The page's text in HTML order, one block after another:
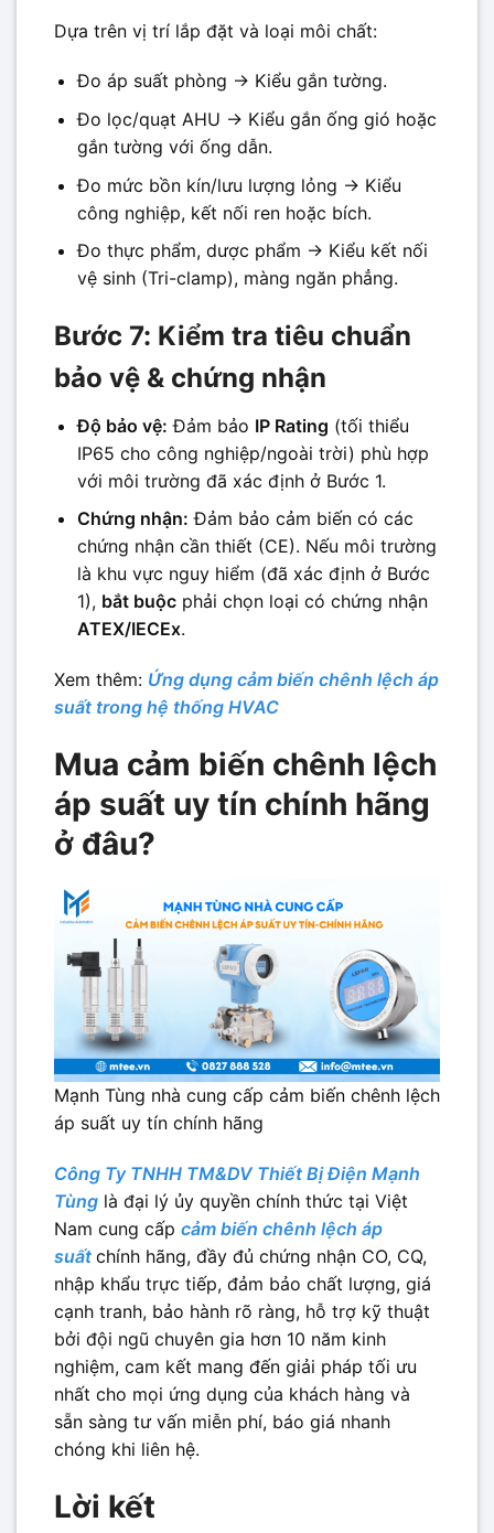
Dựa trên vị trí lắp đặt và loại môi chất:
Đo áp suất phòng -> Kiểu gắn tường.
Đo lọc/quạt AHU -> Kiểu gắn ống gió hoặc
gắn tường với ống dẫn.
Đo mức bồn kín/lưu lượng lỏng -> Kiểu
công nghiệp, kết nối ren hoặc bích.
Đo thực phẩm, dược phẩm -> Kiểu kết nối
vệ sinh (Tri-clamp), màng ngăn phẳng.
Bước 7: Kiểm tra tiêu chuẩn
bảo vệ & chứng nhận
Độ bảo vệ: Đảm bảo IP Rating (tối thiểu
IP65 cho công nghiệp/ngoài trời) phù hợp
với môi trường đã xác định ở Bước 1.
Chứng nhận: Đảm bảo cảm biến có các
chứng nhận cần thiết (CE). Nếu môi trường
là khu vực nguy hiểm (đã xác định ở Bước
1), bắt buộcphải chọn loại có chứng nhận
ATEX/IECEx.
Xem thêm: Ứng dụng cảm biến chênh lệch áp
suất trong hệ thống HVAC
Mua cảm biến chênh lệch
áp suất uy tín chính hãng
ở đâu?
Mạnh Tùng nhà cung cấp cảm biến chênh lệch
áp suất uy tín chính hãng
Công Ty TNHH TM&DV Thiết Bị Điện Mạnh
Tùng là đại lý ủy quyền chính thức tại Việt
Nam cung cấp cảm biến chênh lệch áp
suất chính hãng, đầy đủ chứng nhận CO, CQ,
nhập khẩu trực tiếp, đảm bảo chất lượng, giá
cạnh tranh, bảo hành rõ ràng, hỗ trợ kỹ thuật
bởi đội ngũ chuyên gia hơn 10 năm kinh
nghiệm, cam kết mang đến giải pháp tối ưu
nhất cho mọi ứng dụng của khách hàng và
sẵn sàng tư vấn miễn phí, báo giá nhanh
chóng khi liên hệ.
Lời kết